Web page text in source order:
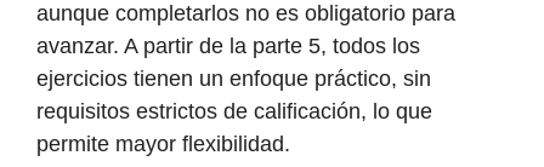
aunque completarlos no es obligatorio para
avanzar. A partir de la parte 5, todos los
ejercicios tienen un enfoque práctico, sin
requisitos estrictos de calificación, lo que
permite mayor flexibilidad.